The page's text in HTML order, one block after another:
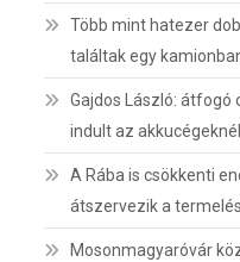
Több mint hatezer
találtak egy
Gajdos László: átfogó
indult az akkucégeknél
A Rába is csökkenti
átszervezik a
Mosonmagyaróvár